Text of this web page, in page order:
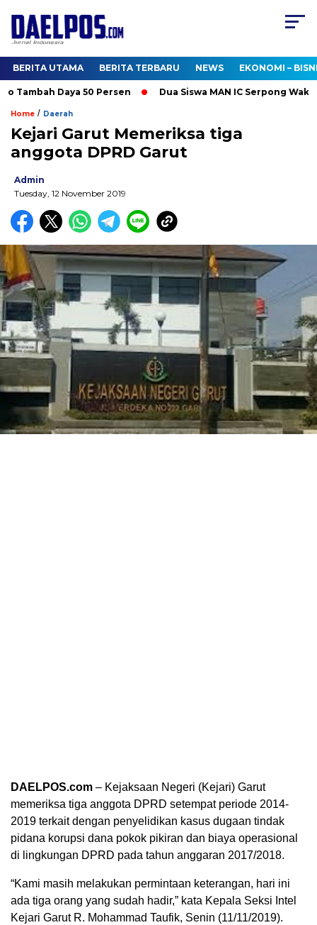
BERITA UTAMA BERITA TERBARU NEWS EKONOMI –
Daya 50 Persen Dua Siswa MAN IC Serpong Wakili
Home / Daerah
Kejari Garut Memeriksa tiga
anggota DPRD Garut
Admin
Tuesday, 12 November 2019
DAELPOS.com – Kejaksaan Negeri (Kejari) Garut
memeriksa tiga anggota DPRD setempat periode 2014-
2019 terkait dengan penyelidikan kasus dugaan tindak
pidana korupsi dana pokok pikiran dan biaya operasional
di lingkungan DPRD pada tahun anggaran 2017/2018.
“Kami masih melakukan permintaan keterangan, hari ini
ada tiga orang yang sudah hadir,” kata Kepala Seksi Intel
Kejari Garut R. Mohammad Taufik, Senin (11/11/2019).